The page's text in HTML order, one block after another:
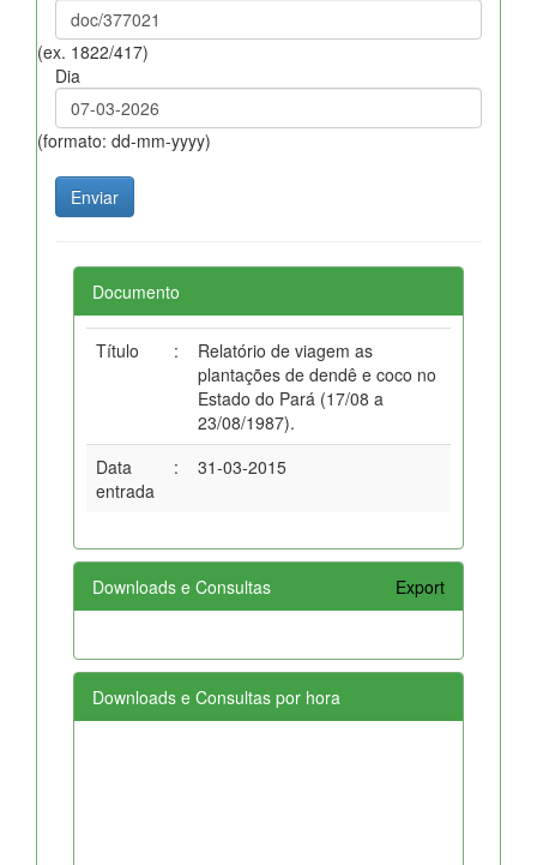
(ex. 1822/417)
Dia
(formato: dd-mm-yyyy)
Documento
Título :
Relatório de viagem as
plantações de dendê e coco no
Estado do Pará (17/08 a
23/08/1987).
Data
entrada
: 31-03-2015
Downloads e Consultas Export
Downloads e Consultas por hora